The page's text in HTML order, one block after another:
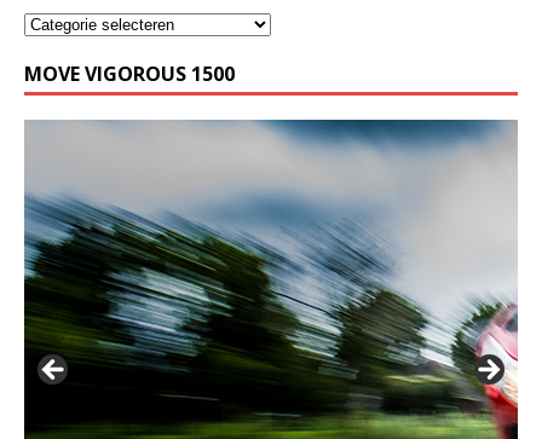
MOVE VIGOROUS 1500